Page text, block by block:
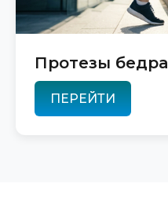
Протезы бедра
ПЕРЕЙТИ